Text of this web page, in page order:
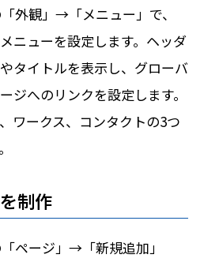
外観」→「メニュー」で、
ニューを設定します。ヘッダ
タイトルを表示し、グローバ
ジへのリンクを設定します。
ワークス、コンタクトの3つ
制作
ページ」→「新規追加」